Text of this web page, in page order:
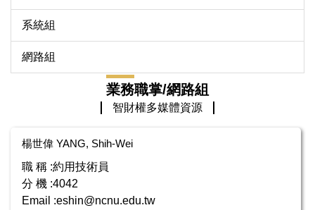
系統組
網路組
業務職掌/網路組
智財權多媒體資源
楊世偉 YANG, Shih-Wei
職 稱 :約用技術員
分 機 :4042
Email :eshin@ncnu.edu.tw